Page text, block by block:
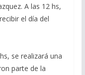
A las 12 hs,
el día del
se realizará una
parte de la